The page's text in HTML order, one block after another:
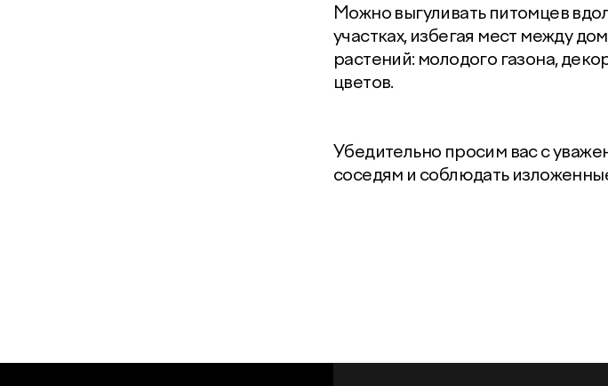
Можно выгуливать питомцев
участках, избегая мест между
растений: молодого газона,
цветов.
Убедительно просим вас с
соседям и соблюдать